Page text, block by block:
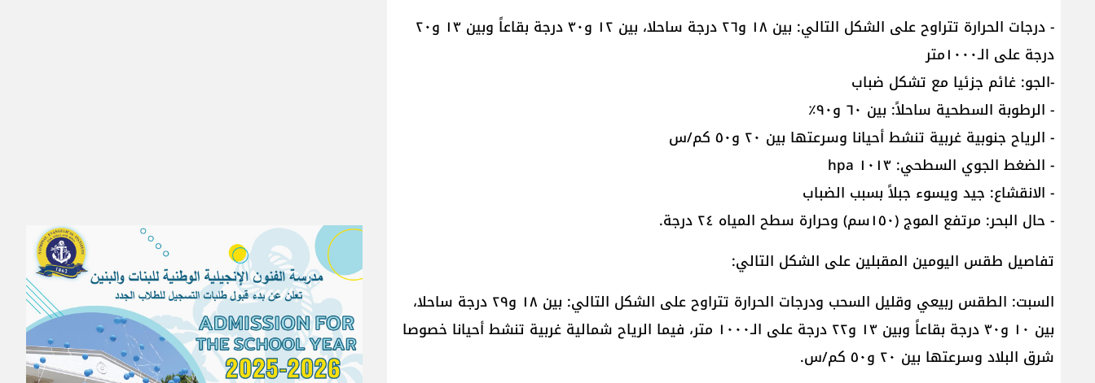
- درجات الحرارة تتراوح على الشكل التالي: بين ١٨ و٢٦ درجة ساحلا، بين ١٢ و٣٠ درجة بقاعاً وبين ١٣ و٢٠
درجة على الـ١٠٠٠متر
-الجو: غائم جزئيا مع تشكل ضباب
- الرطوبة السطحية ساحلاً: بين ٦٠ و٩٠٪
- الرياح جنوبية غربية تنشط أحيانا وسرعتها بين ٢٠ و٥٠ كم/س
- الضغط الجوي السطحي: ١٠١٣ hpa
- الانقشاع: جيد ويسوء جبلاً بسبب الضباب
- حال البحر: مرتفع الموج (١٥٠سم) وحرارة سطح المياه ٢٤ درجة.
تفاصيل طقس اليومين المقبلين على الشكل التالي:
السبت: الطقس ربيعي وقليل السحب ودرجات الحرارة تتراوح على الشكل التالي: بين ١٨ و٢٩ درجة ساحلا،
بين ١٠ و٣٠ درجة بقاعاً وبين ١٣ و٢٢ درجة على الـ١٠٠٠ متر، فيما الرياح شمالية غربية تنشط أحيانا خصوصا
شرق البلاد وسرعتها بين ٢٠ و٥٠ كم/س.